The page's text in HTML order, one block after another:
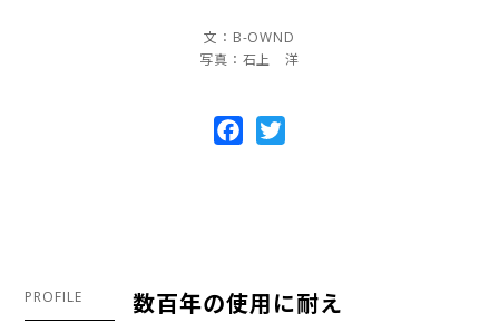
文：B-OWND
写真：石上 洋
Facebook
PROFILE
数百年の使用に耐え